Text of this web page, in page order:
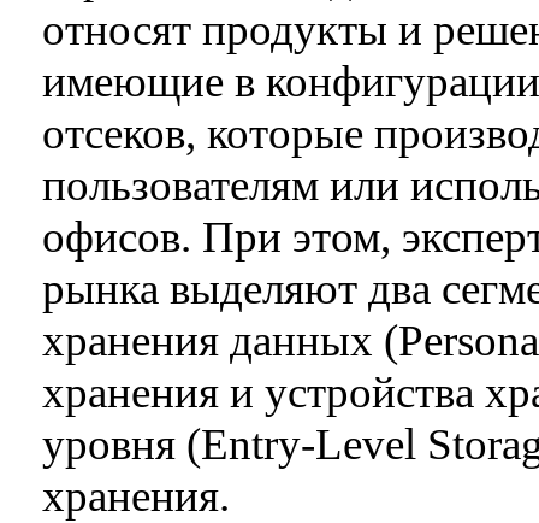
относят продукты и
имеющие в конфигурации
отсеков, которые
пользователям или
офисов. При этом,
рынка выделяют два
хранения данных
хранения и устройства
уровня (Entry-Level
хранения.